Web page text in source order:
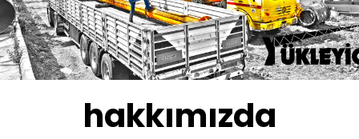
hakkımızda